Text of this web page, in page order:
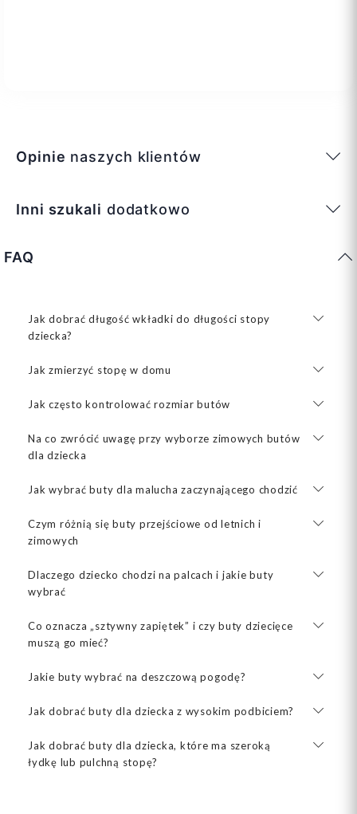
Opinie naszych klientów
Inni szukali dodatkowo
FAQ
Jak dobrać długość wkładki do długości stopy
dziecka?
Jak zmierzyć stopę w domu
Jak często kontrolować rozmiar butów
Na co zwrócić uwagę przy wyborze zimowych butów
dla dziecka
Jak wybrać buty dla malucha zaczynającego chodzić
Czym różnią się buty przejściowe od letnich i
zimowych
Dlaczego dziecko chodzi na palcach i jakie buty
wybrać
Co oznacza „sztywny zapiętek” i czy buty dziecięce
muszą go mieć?
Jakie buty wybrać na deszczową pogodę?
Jak dobrać buty dla dziecka z wysokim podbiciem?
Jak dobrać buty dla dziecka, które ma szeroką
łydkę lub pulchną stopę?